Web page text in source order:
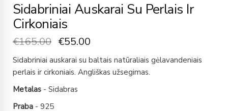
Sidabriniai Auskarai Su Perlais Ir
Cirkoniais
€165.00 €55.00
Sidabriniai auskarai su baltais natūraliais gėlavandeniais
perlais ir cirkoniais. Angliškas užsegimas.
Metalas - Sidabras
Praba - 925